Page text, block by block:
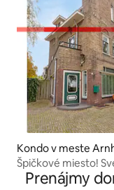
Kondo v meste
Špičkové miesto!
Prenájmy